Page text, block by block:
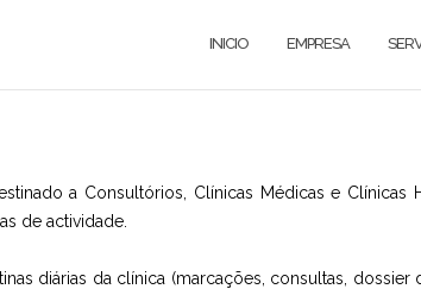
INICIO EMPRESA
a Consultórios, Clínicas Médicas e Clínicas
de actividade.
diárias da clínica (marcações, consultas,